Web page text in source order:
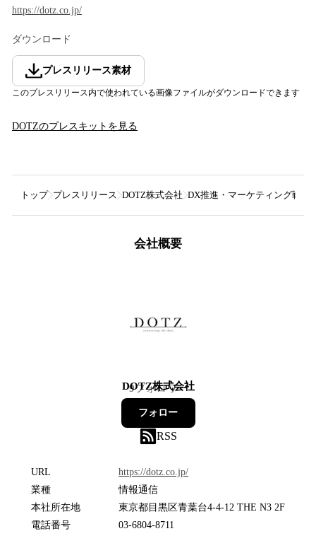
https://dotz.co.jp/
ダウンロード
プレスリリース素材
このプレスリリース内で使われている画像ファイルがダウンロードできます
DOTZのプレスキットを見る
トップ プレスリリース DOTZ株式会社 DX推進・マーケティング戦略
会社概要
DOTZ株式会社
9フォロワー
フォロー
RSS
URL
https://dotz.co.jp/
業種
情報通信
本社所在地
東京都目黒区青葉台4-4-12 THE N3 2F
電話番号
03-6804-8711